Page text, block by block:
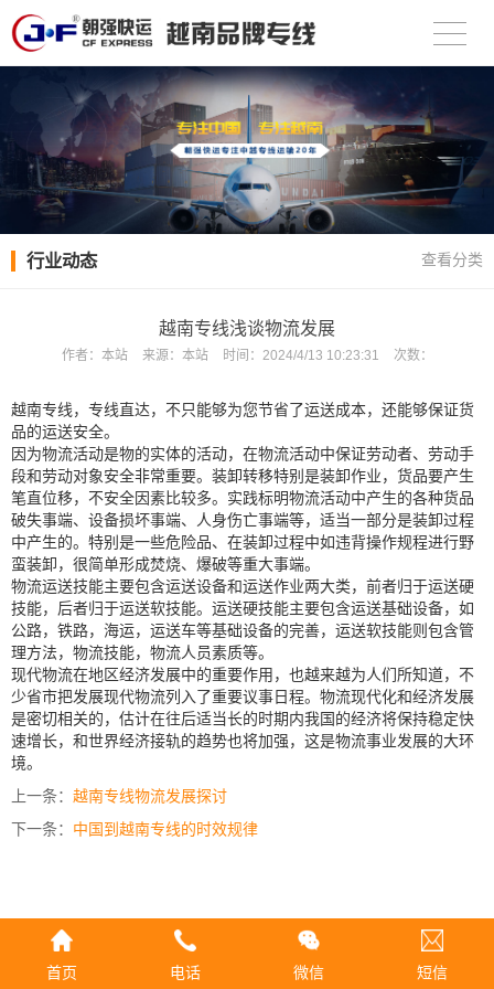
行业动态 查看分类
越南专线浅谈物流发展
作者： 本站 来源： 本站 时间： 2024/4/13 10:23:31 次数：
越南专线，专线直达，不只能够为您节省了运送成本，还能够保证货
品的运送安全。
因为物流活动是物的实体的活动，在物流活动中保证劳动者、劳动手
段和劳动对象安全非常重要。装卸转移特别是装卸作业，货品要产生
笔直位移，不安全因素比较多。实践标明物流活动中产生的各种货品
破失事端、设备损坏事端、人身伤亡事端等，适当一部分是装卸过程
中产生的。特别是一些危险品、在装卸过程中如违背操作规程进行野
蛮装卸，很简单形成焚烧、爆破等重大事端。
物流运送技能主要包含运送设备和运送作业两大类，前者归于运送硬
技能，后者归于运送软技能。运送硬技能主要包含运送基础设备，如
公路，铁路，海运，运送车等基础设备的完善，运送软技能则包含管
理方法，物流技能，物流人员素质等。
现代物流在地区经济发展中的重要作用，也越来越为人们所知道，不
少省市把发展现代物流列入了重要议事日程。物流现代化和经济发展
是密切相关的，估计在往后适当长的时期内我国的经济将保持稳定快
速增长，和世界经济接轨的趋势也将加强，这是物流事业发展的大环
境。
上一条： 越南专线物流发展探讨
下一条： 中国到越南专线的时效规律
首页 电话 微信 短信